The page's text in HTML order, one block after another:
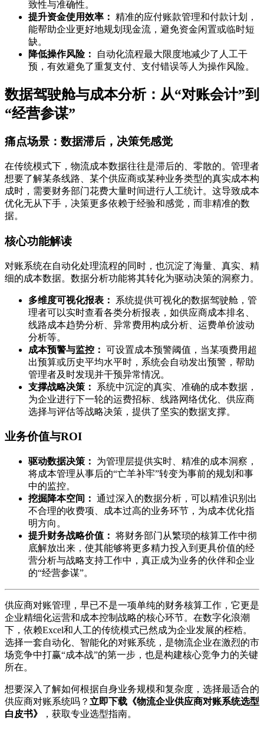
致性与准确性。
提升资金使用效率： 精准的应付账款管理和付款计划，
能帮助企业更好地规划现金流，避免资金闲置或临时短
缺。
降低操作风险：
自动化流程最大限度地减少了人工干
预，有效避免了重复支付、支付错误等人为操作风险。
数据驾驶舱与成本分析：从“对账会计”到
“经营参谋”
痛点场景：数据滞后，决策凭感觉
在传统模式下，物流成本数据往往是滞后的、零散的。管理者
想要了解某条线路、某个供应商或某种业务类型的真实成本构
成时，需要财务部门花费大量时间进行人工统计。这导致成本
优化无从下手，决策更多依赖于经验和感觉，而非精准的数
据。
核心功能解读
对账系统在自动化处理流程的同时，也沉淀了海量、真实、精
细的成本数据。数据分析功能将其转化为驱动决策的洞察力。
多维度可视化报表：
系统提供可视化的数据驾驶舱，管
理者可以实时查看各类分析报表，如供应商成本排名、
线路成本趋势分析、异常费用构成分析、运费单价波动
分析等。
成本预警与监控： 可设置成本预警阈值，当某项费用超
出预算或历史平均水平时，系统会自动发出预警，帮助
管理者及时发现并干预异常情况。
支撑战略决策：
系统中沉淀的真实、准确的成本数据，
为企业进行下一轮的运费招标、线路网络优化、供应商
选择与评估等战略决策，提供了坚实的数据支撑。
业务价值与ROI
驱动数据决策：
为管理层提供实时、精准的成本洞察，
将成本管理从事后的“亡羊补牢”转变为事前的规划和事
中的监控。
挖掘降本空间： 通过深入的数据分析，可以精准识别出
不合理的收费项、成本过高的业务环节，为成本优化指
明方向。
提升财务战略价值： 将财务部门从繁琐的核算工作中彻
底解放出来，使其能够将更多精力投入到更具价值的经
营分析与战略支持工作中，真正成为业务的伙伴和企业
的“经营参谋”。
供应商对账管理，早已不是一项单纯的财务核算工作，它更是
企业精细化运营和成本控制战略的核心环节。在数字化浪潮
下，依赖Excel和人工的传统模式已然成为企业发展的桎梏。
选择一套自动化、智能化的对账系统，是物流企业在激烈的市
场竞争中打赢“成本战”的第一步，也是构建核心竞争力的关键
所在。
想要深入了解如何根据自身业务规模和复杂度，选择最适合的
供应商对账系统吗？ 立即下载《物流企业供应商对账系统选型
白皮书》
，获取专业选型指南。